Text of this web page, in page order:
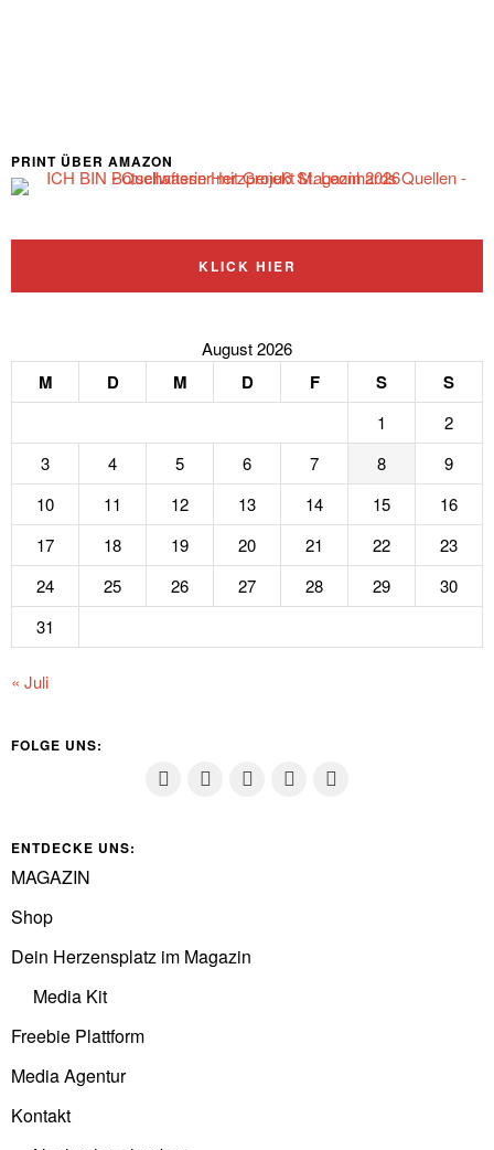
PRINT ÜBER AMAZON
KLICK HIER
August 2026
M D M D F S S
1
2
3
4 5 6 7 8
9
10
11 12 13 14 15
16
17
18 19 20 21 22
23
24
25 26 27 28 29
30
31
« Juli
FOLGE UNS:
ENTDECKE UNS:
MAGAZIN
Shop
Dein Herzensplatz im Magazin
Media Kit
Freebie Plattform
Media Agentur
Kontakt